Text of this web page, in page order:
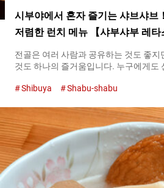
시부야에서 혼자 즐기는 샤브샤
저렴한 런치 메뉴 【샤부샤부 레타
전골은 여러 사람과 공유하는 것도 좋지
것도 하나의 즐거움입니다. 누구에게도
스（Shabu-Shabu Retasu）』입니다.
는 월~금요일의 런치타임 한정으로 세
다. 그 중에서도 『고베규 세트（Kobe
０엔(세금 포함)이라는 합리적인 가격에
자랑합니다. 고베규와 돼지고기, 그리고
두, 더욱이 밥과 중국면까지 포함되어
（Kobe Beef Course）』 ３,８００엔
인이 되는 고기는 고베규의 갈비와 등
Shibuya Shabu-shabu